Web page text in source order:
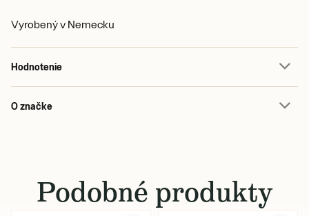
Vyrobený v Nemecku
Hodnotenie
O značke
Podobné produkty